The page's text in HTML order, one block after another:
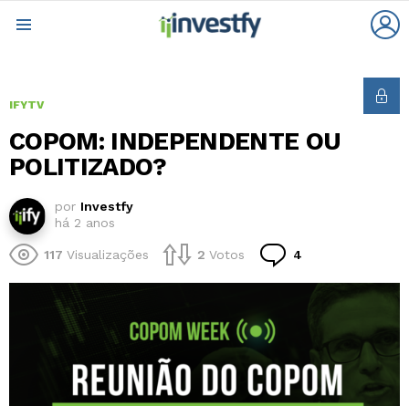
IFYTV
COPOM: INDEPENDENTE OU
POLITIZADO?
por Investfy
há 2 anos
117 Visualizações 2 Votos 4